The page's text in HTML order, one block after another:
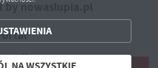
nowaslupia.pl
WYBRANE
NA WSZYSTKIE